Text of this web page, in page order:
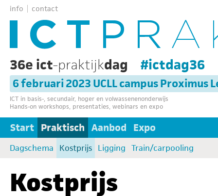
info contact
36e ict-praktijkdag #ictdag36
6 februari 2023 UCLL campus Proximus
ICT in basis-, secundair, hoger en volwassenenonderwijs
Hands-on workshops, presentaties, webinars en expo
Start Praktisch Aanbod Expo
Dagschema Kostprijs Ligging Train/carpooling
Kostprijs